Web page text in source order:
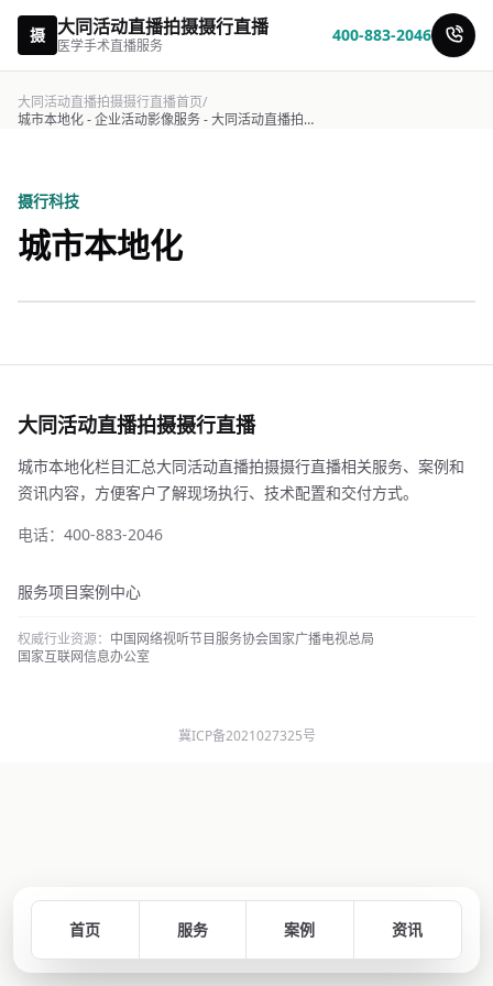
摄 大同活动直播拍摄摄行直播
医学手术直播服务
400-883-2046
大同活动直播拍摄摄行直播首页/
城市本地化 - 企业活动影像服务 - 大同活动直播拍摄摄行直播
摄行科技
城市本地化
大同活动直播拍摄摄行直播
城市本地化栏目汇总大同活动直播拍摄摄行直播相关服务、案例和
资讯内容，方便客户了解现场执行、技术配置和交付方式。
电话：400-883-2046
服务项目案例中心
权威行业资源： 中国网络视听节目服务协会国家广播电视总局
国家互联网信息办公室
冀ICP备2021027325号
首页 服务 案例 资讯